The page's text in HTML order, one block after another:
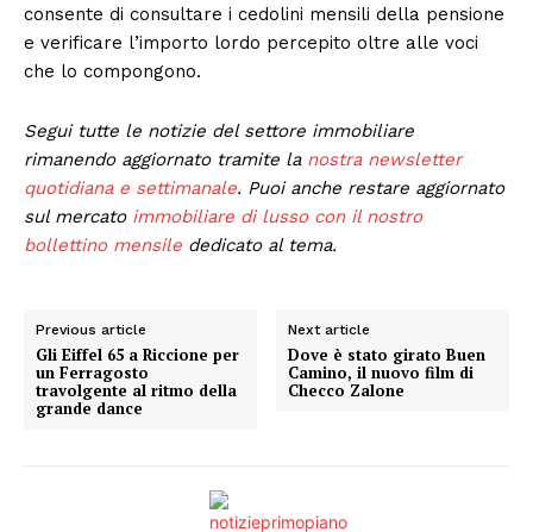
consente di consultare i cedolini mensili della pensione
e verificare l’importo lordo percepito oltre alle voci
che lo compongono.
Segui tutte le notizie del settore immobiliare
rimanendo aggiornato tramite la nostra newsletter
quotidiana e settimanale. Puoi anche restare aggiornato
sul mercato immobiliare di lusso con il nostro
bollettino mensile dedicato al tema.
Previous article
Gli Eiffel 65 a Riccione per
un Ferragosto
travolgente al ritmo della
grande dance
Next article
Dove è stato girato Buen
Camino, il nuovo film di
Checco Zalone